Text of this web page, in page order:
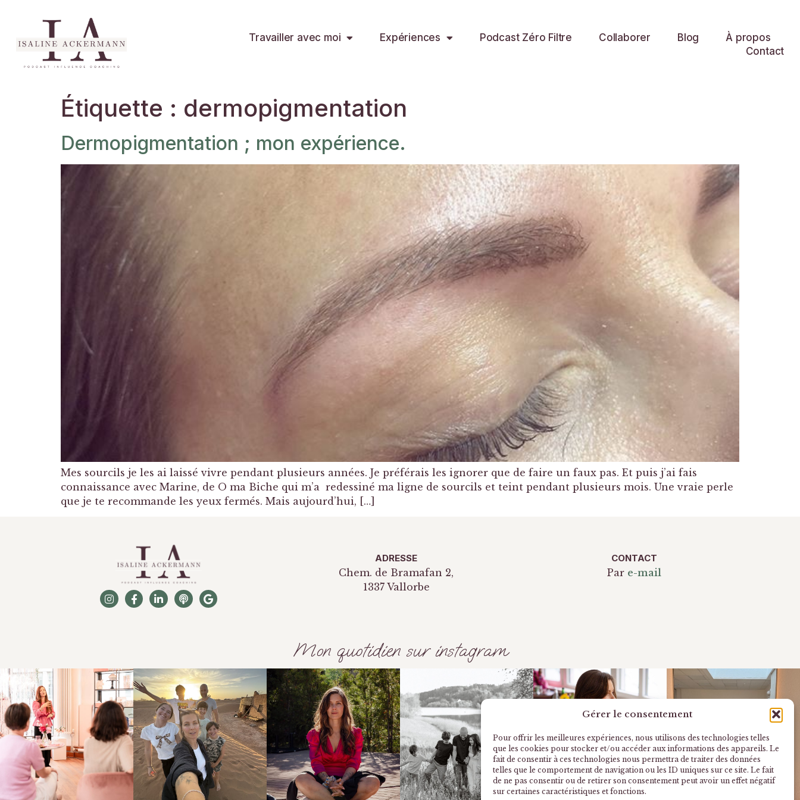
Gérer le consentement
Pour offrir les meilleures expériences, nous utilisons des technologies telles
que les cookies pour stocker et/ou accéder aux informations des appareils. Le
fait de consentir à ces technologies nous permettra de traiter des données
telles que le comportement de navigation ou les ID uniques sur ce site. Le fait
de ne pas consentir ou de retirer son consentement peut avoir un effet négatif
sur certaines caractéristiques et fonctions.
Travailler avec moi Expériences Podcast Zéro Filtre Collaborer Blog
À propos
Contact
Étiquette : dermopigmentation
Dermopigmentation ; mon expérience.
Mes sourcils je les ai laissé vivre pendant plusieurs années. Je préférais les ignorer que de faire un faux pas. Et puis j’ai fais
connaissance avec Marine, de O ma Biche qui m’a redessiné ma ligne de sourcils et teint pendant plusieurs mois. Une vraie perle
que je te recommande les yeux fermés. Mais aujourd’hui, […]
ADRESSE
Chem. de Bramafan 2,
1337 Vallorbe
CONTACT
Par e-mail
Mon quotidien sur instagram